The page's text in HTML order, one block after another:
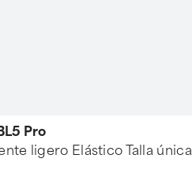
Pro
ligero Elástico Talla única